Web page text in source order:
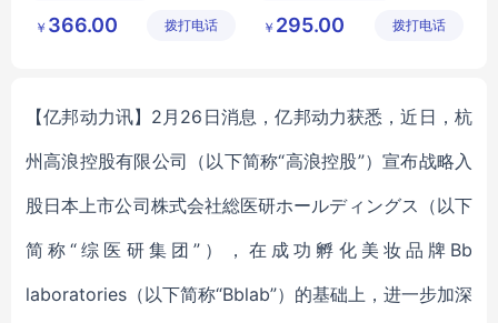
化妆品生产厂址
有限公司
￥ 366.00 拨打电话
odm化妆品代加工
有限公司
￥ 295.00 拨打电话
【亿邦动力讯】2月26日消息，亿邦动力获悉，近日，杭
州高浪控股有限公司（以下简称“高浪控股”）宣布战略入
股日本上市公司株式会社総医研ホールディングス（以下
简称“综医研集团”），在成功孵化美妆品牌Bb
laboratories（以下简称“Bblab”）的基础上，进一步加深